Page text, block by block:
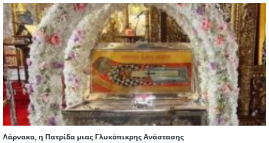
Λάρνακα, η Πατρίδα μιας Γλυκόπικρης Ανάστασης